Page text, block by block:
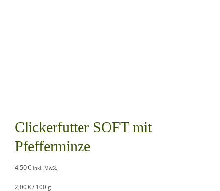
Clickerfutter SOFT mit
Pfefferminze
4,50 € inkl. MwSt.
2,00 € / 100 g